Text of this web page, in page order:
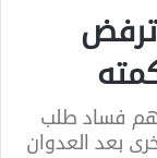
ترفض
فساد طلب
بعد العدوان